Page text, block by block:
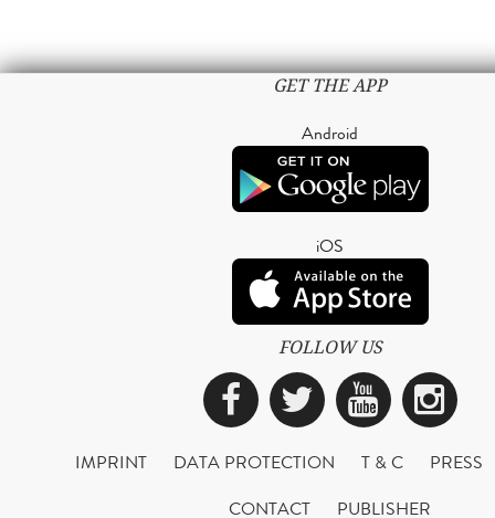
GET THE APP
Android
iOS
FOLLOW US
Facebook
Twitter
IMPRINT DATA PROTECTION T & C
PRESS
CONTACT
PUBLISHER